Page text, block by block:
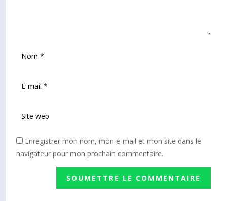
Enregistrer mon nom, mon e-mail et mon site dans le
navigateur pour mon prochain commentaire.
SOUMETTRE LE COMMENTAIRE